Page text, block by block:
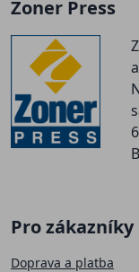
Zoner Press
Pro zákazníky
Doprava a platba